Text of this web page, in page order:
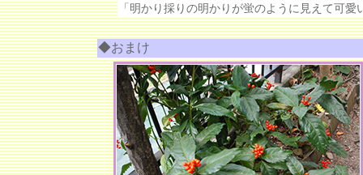
「明かり採りの明かりが蛍のように見えて可
◆おまけ